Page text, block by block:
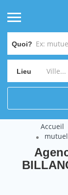
Quoi?
Lieu
Accueil